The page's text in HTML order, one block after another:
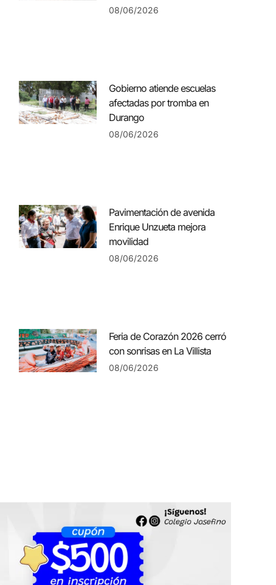
08/06/2026
Gobierno atiende escuelas
afectadas por tromba en
Durango
08/06/2026
Pavimentación de avenida
Enrique Unzueta mejora
movilidad
08/06/2026
Feria de Corazón 2026 cerró
con sonrisas en La Villista
08/06/2026